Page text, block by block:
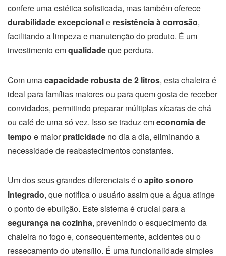
confere uma estética sofisticada, mas também oferece
durabilidade excepcionale resistência à corrosão,
facilitando a limpeza e manutenção do produto. É um
investimento emqualidadeque perdura.
Com umacapacidade robusta de 2 litros, esta chaleira é
ideal para famílias maiores ou para quem gosta de receber
convidados, permitindo preparar múltiplas xícaras de chá
ou café de uma só vez. Isso se traduz emeconomia de
tempo e maiorpraticidade no dia a dia, eliminando a
necessidade de reabastecimentos constantes.
Um dos seus grandes diferenciais é oapito sonoro
integrado, que notifica o usuário assim que a água atinge
o ponto de ebulição. Este sistema é crucial para a
segurança na cozinha, prevenindo o esquecimento da
chaleira no fogo e, consequentemente, acidentes ou o
ressecamento do utensílio. É uma funcionalidade simples